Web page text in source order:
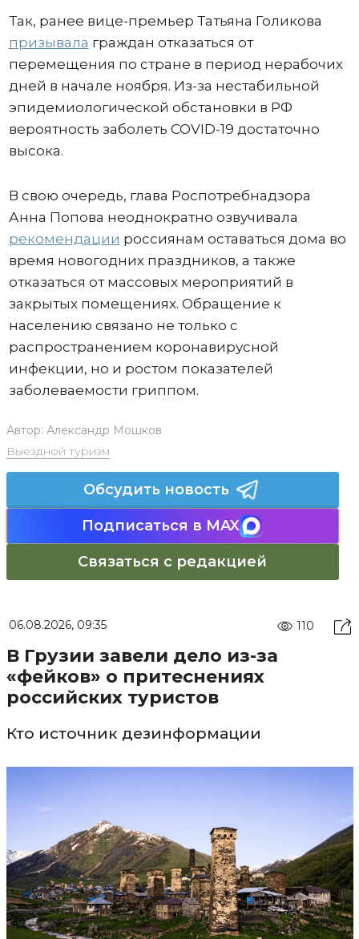
Так, ранее вице-премьер Татьяна Голикова
призывала граждан отказаться от
перемещения по стране в период нерабочих
дней в начале ноября. Из-за нестабильной
эпидемиологической обстановки в РФ
вероятность заболеть COVID-19 достаточно
высока.
В свою очередь, глава Роспотребнадзора
Анна Попова неоднократно озвучивала
рекомендации россиянам оставаться дома во
время новогодних праздников, а также
отказаться от массовых мероприятий в
закрытых помещениях. Обращение к
населению связано не только с
распространением коронавирусной
инфекции, но и ростом показателей
заболеваемости гриппом.
Автор: Александр Мошков
Выездной туризм
Обсудить новость
Подписаться в MAX
Связаться с редакцией
06.08.2026, 09:35 110
В Грузии завели дело из-за
«фейков» о притеснениях
российских туристов
Кто источник дезинформации